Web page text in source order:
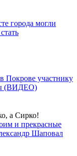
города могли
Покрове участнику
(ВИДЕО)
а Сирко!
и прекрасные
Шаповал